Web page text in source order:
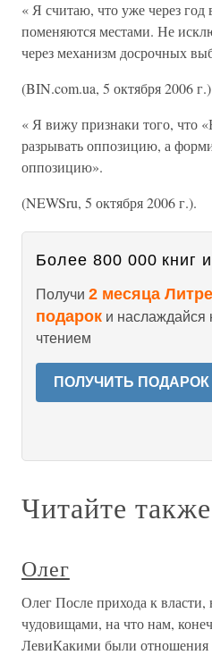
« Я считаю, что уже через год
поменяются местами. Не
через механизм досрочных
(BIN.com.ua, 5 октября 2006
« Я вижу признаки того, что
разрывать оппозицию, а
оппозицию».
(NEWSru, 5 октября 2006 г.).
Более 800 000 книг
Получи 2 месяца
подарок и наслаждайся
чтением
ПОЛУЧИТЬ ПОДАРОК
Читайте также
Олег
Олег После прихода к власти,
чудовищами, на что нам,
ЛевиКакими были